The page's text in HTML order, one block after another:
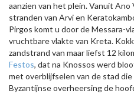
aanzien van het plein. Vanuit
stranden van Arvi en
Pirgos komt u door de Messara-
vruchtbare vlakte van Kreta.
zandstrand van maar liefst 12
Festos, dat na Knossos werd
met overblijfselen van de stad
Byzantijnse overheersing de